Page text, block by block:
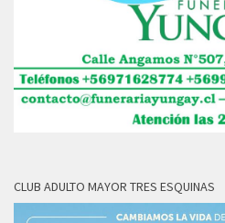
CLUB ADULTO MAYOR TRES ESQUINAS